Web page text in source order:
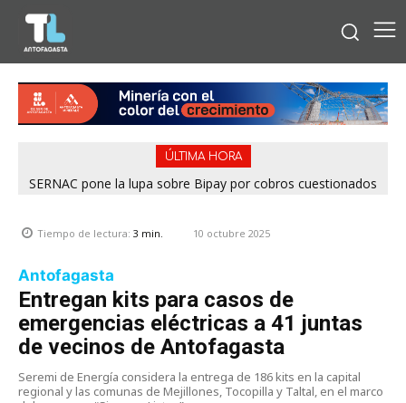
ÚLTIMA HORA
SERNAC pone la lupa sobre Bipay por cobros cuestionados
Tiempo de lectura: 3 min. 10 octubre 2025
Antofagasta
Entregan kits para casos de
emergencias eléctricas a 41 juntas
de vecinos de Antofagasta
Seremi de Energía considera la entrega de 186 kits en la capital
regional y las comunas de Mejillones, Tocopilla y Taltal, en el marco